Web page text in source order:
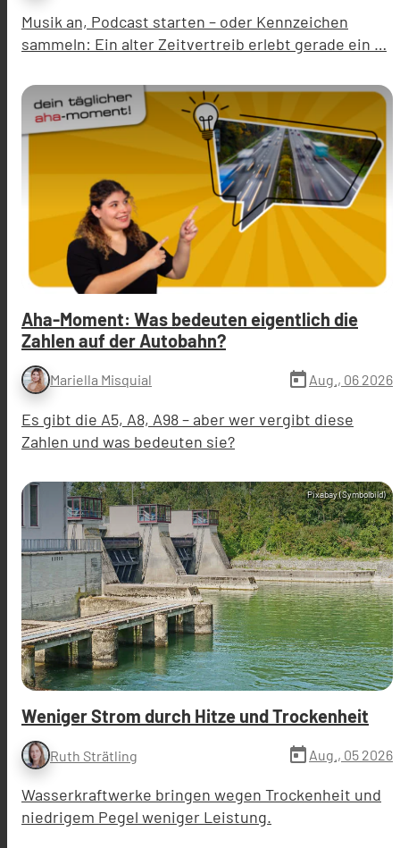
Musik an, Podcast starten – oder Kennzeichen
sammeln: Ein alter Zeitvertreib erlebt gerade ein …
Aha-Moment: Was bedeuten eigentlich die
Zahlen auf der Autobahn?
Mariella Misquial today Aug., 06 2026
Es gibt die A5, A8, A98 – aber wer vergibt diese
Zahlen und was bedeuten sie?
Pixabay (Symbolbild)
Weniger Strom durch Hitze und Trockenheit
Ruth Strätling today Aug., 05 2026
Wasserkraftwerke bringen wegen Trockenheit und
niedrigem Pegel weniger Leistung.